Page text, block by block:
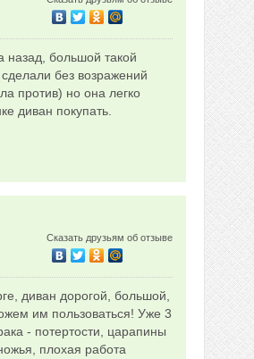
назад, большой такой
без возражений
против) но она легко
диван покупать.
Сказать друзьям об отзыве
диван дорогой, большой,
им пользоваться! Уже 3
- потертости, царапины
плохая работа